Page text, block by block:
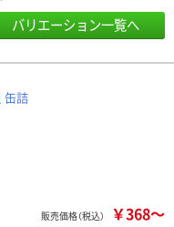
バリエーション一覧へ
缶詰
販売価格（税込） ￥368～